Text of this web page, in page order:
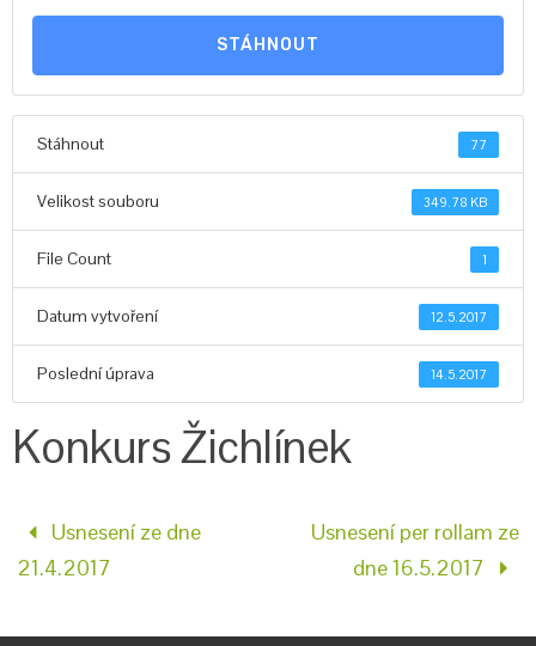
STÁHNOUT
Stáhnout 77
Velikost souboru 349.78 KB
File Count 1
Datum vytvoření 12.5.2017
Poslední úprava 14.5.2017
Konkurs Žichlínek
Usnesení ze dne
21.4.2017
Usnesení per rollam ze
dne 16.5.2017